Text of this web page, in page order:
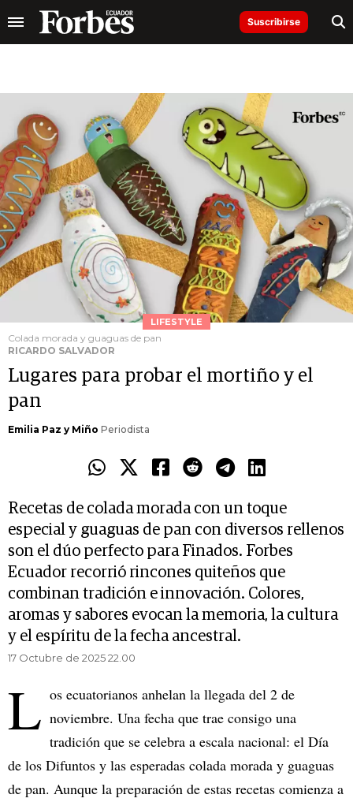
Suscribirse
LIFESTYLE
Colada morada y guaguas de pan
RICARDO SALVADOR
Lugares para probar el mortiño y el
pan
Emilia Paz y Miño Periodista
Recetas de colada morada con un toque
especial y guaguas de pan con diversos rellenos
son el dúo perfecto para Finados. Forbes
Ecuador recorrió rincones quiteños que
combinan tradición e innovación. Colores,
aromas y sabores evocan la memoria, la cultura
y el espíritu de la fecha ancestral.
17 Octubre de 2025 22.00
L os ecuatorianos anhelan la llegada del 2 de
noviembre. Una fecha que trae consigo una
tradición que se celebra a escala nacional: el Día
de los Difuntos y las esperadas colada morada y guaguas
de pan. Aunque la preparación de estas recetas comienza a